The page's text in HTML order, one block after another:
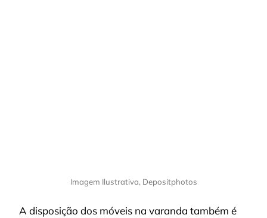
Imagem Ilustrativa, Depositphotos
A disposição dos móveis na varanda também é